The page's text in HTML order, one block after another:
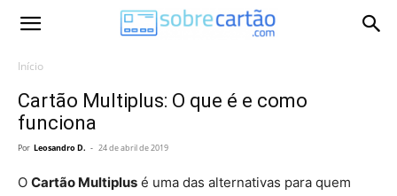
Início
Cartão Multiplus: O que é e como
funciona
Por Leosandro D. - 24 de abril de 2019
O Cartão Multiplus é uma das alternativas para quem